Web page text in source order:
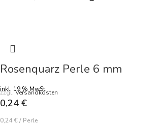
Rosenquarz Perle 6 mm
inkl. 19 % MwSt.
zzgl.Versandkosten
0,24 €
0,24 € / Perle